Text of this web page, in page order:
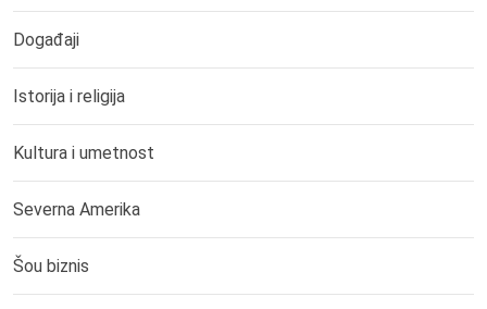
Događaji
Istorija i religija
Kultura i umetnost
Severna Amerika
Šou biznis